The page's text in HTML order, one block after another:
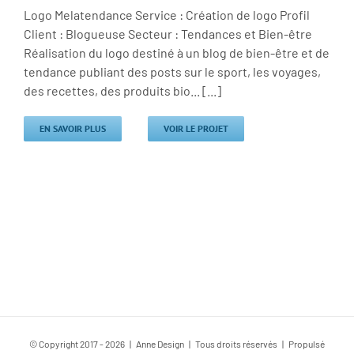
Logo Melatendance Service : Création de logo Profil
Client : Blogueuse Secteur : Tendances et Bien-être
Réalisation du logo destiné à un blog de bien-être et de
tendance publiant des posts sur le sport, les voyages,
des recettes, des produits bio... [...]
EN SAVOIR PLUS VOIR LE PROJET
© Copyright 2017 -2026 | Anne Design | Tous droits réservés | Propulsé